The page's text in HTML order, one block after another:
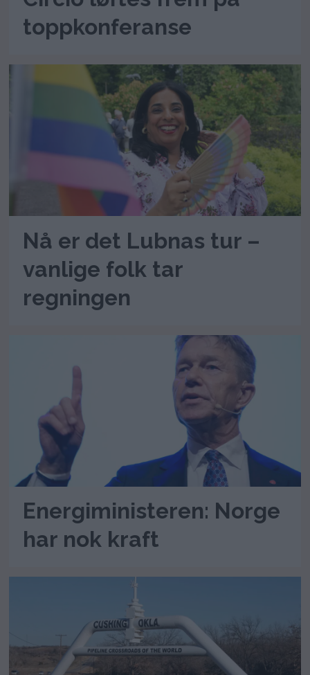
toppkonferanse
Nå er det Lubnas tur –
vanlige folk tar
regningen
Energiministeren: Norge
har nok kraft